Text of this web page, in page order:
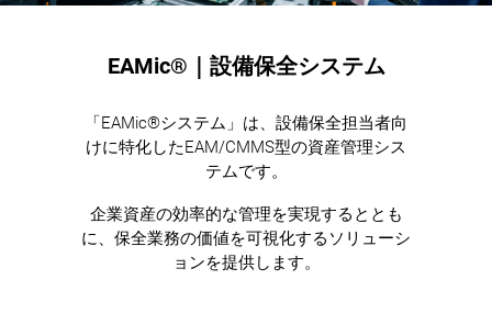
e
EAMic®｜設備保全システム
「EAMic®システム」は、設備保全担当者向
けに特化したEAM/CMMS型の資産管理シス
テムです。
企業資産の効率的な管理を実現するととも
に、保全業務の価値を可視化するソリューシ
ョンを提供します。